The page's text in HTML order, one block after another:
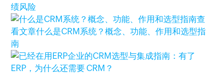
绩风险
查
看文章什么是CRM系统？概念、功能、作用和选型指
南